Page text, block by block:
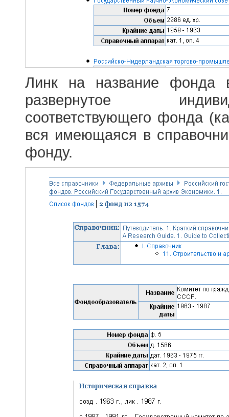
Линк на название фонда
развернутое
соответствующего фонда
вся имеющаяся в
фонду.